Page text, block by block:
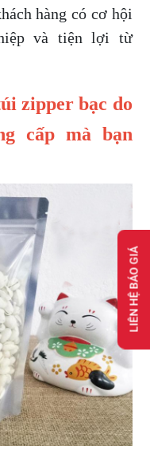
hàng có cơ hội
và tiện lợi từ
zipper bạc do
cấp mà bạn
LIÊN HỆ BÁO GIÁ